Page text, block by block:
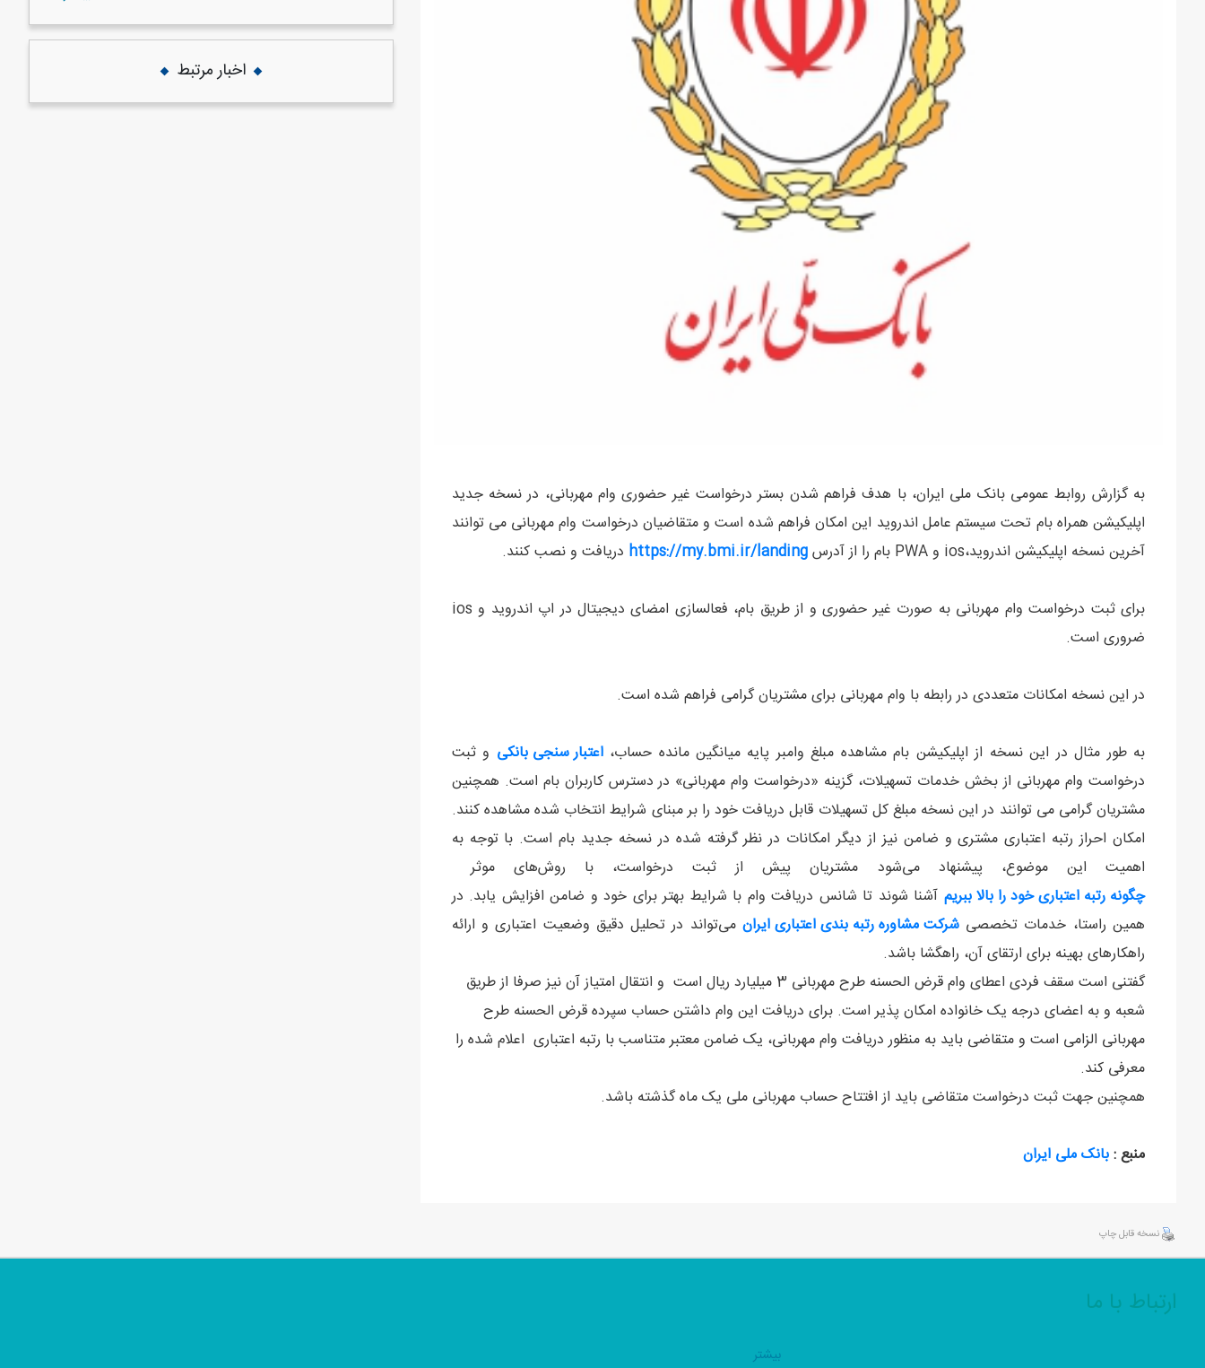
به گزارش روابط عمومی بانک ملی ایران، با هدف فراهم شدن بستر درخواست غیر حضوری وام مهربانی، در نسخه جدید
اپلیکیشن همراه بام تحت سیستم عامل اندروید این امکان فراهم شده است و متقاضیان درخواست وام مهربانی می توانند
آخرین نسخه اپلیکیشن اندروید،ios و PWA بام را از آدرس
https://my.bmi.ir/landing دریافت و نصب کنند.
برای ثبت درخواست وام مهربانی به صورت غیر حضوری و از طریق بام، فعالسازی امضای دیجیتال در اپ اندروید و ios
ضروری است.
در این نسخه امکانات متعددی در رابطه با وام مهربانی برای مشتریان گرامی فراهم شده است.
به طور مثال در این نسخه از اپلیکیشن بام مشاهده مبلغ وامبر پایه میانگین مانده حساب،اعتبار سنجی بانکی و ثبت
درخواست وام مهربانی از بخش خدمات تسهیلات، گزینه «درخواست وام مهربانی» در دسترس کاربران بام است. همچنین
مشتریان گرامی می توانند در این نسخه مبلغ کل تسهیلات قابل دریافت خود را بر مبنای شرایط انتخاب شده مشاهده کنند.
امکان احراز رتبه اعتباری مشتری و ضامن نیز از دیگر امکانات در نظر گرفته شده در نسخه جدید بام است. با توجه به
اهمیت این موضوع، پیشنهاد می‌شود مشتریان پیش از ثبت درخواست، با روش‌های موثر ‌‌
چگونه رتبه اعتباری خود را بالا ببریم‌‌ آشنا شوند تا شانس دریافت وام با شرایط بهتر برای خود و ضامن افزایش یابد. در
همین راستا، خدمات تخصصی ‌شرکت مشاوره رتبه بندی اعتباری ایران می‌تواند در تحلیل دقیق وضعیت اعتباری و ارائه
راهکارهای بهینه برای ارتقای آن، راهگشا باشد.
گفتنی است سقف فردی اعطای وام قرض الحسنه طرح مهربانی 3 میلیارد ریال است و انتقال امتیاز آن نیز صرفا از طریق
شعبه و به اعضای درجه یک خانواده امکان پذیر است. برای دریافت این وام داشتن حساب سپرده قرض الحسنه طرح
مهربانی الزامی است و متقاضی باید به منظور دریافت وام مهربانی، یک ضامن معتبر متناسب با رتبه اعتباری اعلام شده را
معرفی کند.
همچنین جهت ثبت درخواست متقاضی باید از افتتاح حساب مهربانی ملی یک ماه گذشته باشد.
منبع :بانک ملی ایران
نسخه قابل چاپ
اخبار مرتبط
ارتباط با ما
بيشتر